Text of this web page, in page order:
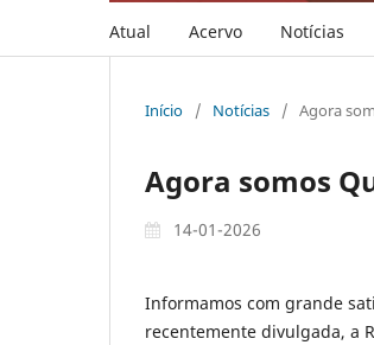
Atual Acervo Notícias
Início / Notícias / Agora
Agora somos
14-01-2026
Informamos com grande
recentemente divulgada, a